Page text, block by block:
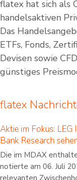
flatex hat sich als
handelsaktiven
Das
ETFs, Fonds,
Devisen sowie
günstiges
flatex
Aktie im Fokus:
Bank Research
Die im MDAX
notierte am 06. Juli
relevanten